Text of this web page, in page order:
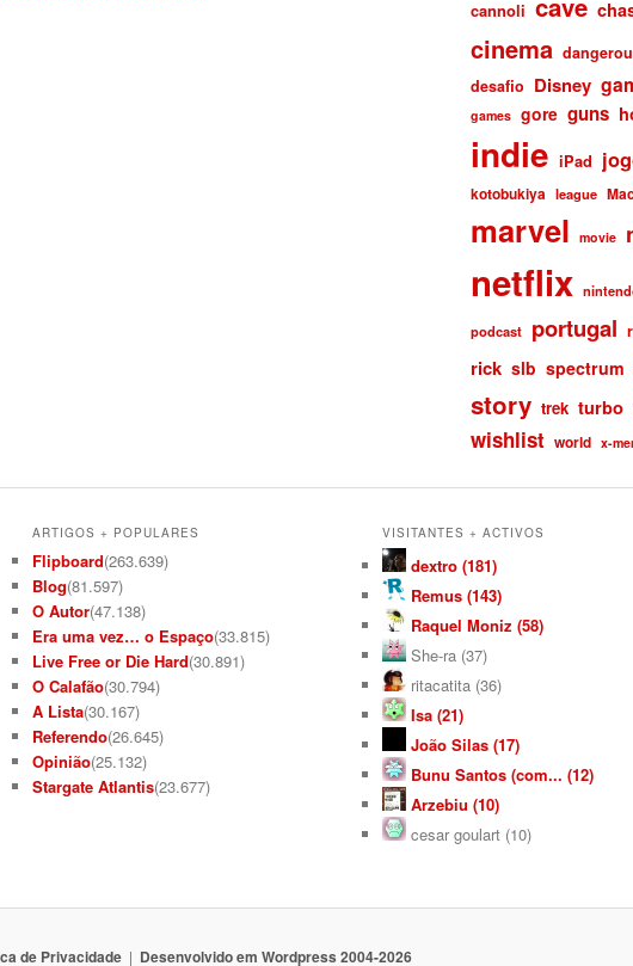
cannoli
cinema
desafio Disney
games gore guns
indie iPad
kotobukiya league
marvel movie
netflix
podcast portugal
rick slb spectrum
story trek turbo
wishlist world x-
ARTIGOS + POPULARES
Flipboard(263.639)
Blog(81.597)
O Autor(47.138)
Era uma vez… o Espaço(33.815)
Live Free or Die Hard(30.891)
O Calafão(30.794)
A Lista(30.167)
Referendo(26.645)
Opinião(25.132)
Stargate Atlantis(23.677)
VISITANTES + ACTIVOS
dextro (181)
Remus (143)
Raquel Moniz (58)
She-ra (37)
ritacatita (36)
Isa (21)
João Silas (17)
Bunu Santos (com... (12)
Arzebiu (10)
cesar goulart (10)
de Privacidade Desenvolvido em Wordpress 2004-2026